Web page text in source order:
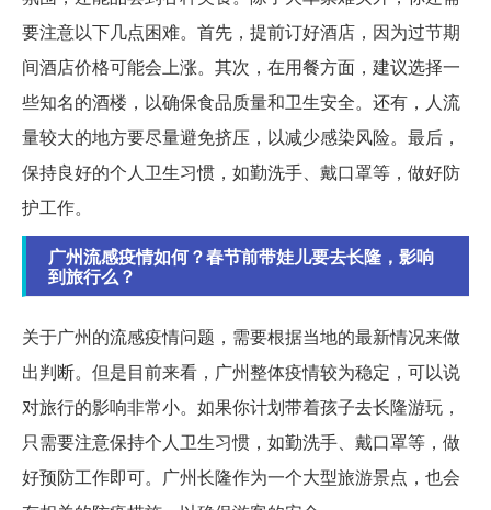
要注意以下几点困难。首先，提前订好酒店，因为过节期
间酒店价格可能会上涨。其次，在用餐方面，建议选择一
些知名的酒楼，以确保食品质量和卫生安全。还有，人流
量较大的地方要尽量避免挤压，以减少感染风险。最后，
保持良好的个人卫生习惯，如勤洗手、戴口罩等，做好防
护工作。
广州流感疫情如何？春节前带娃儿要去长隆，影响
到旅行么？
关于广州的流感疫情问题，需要根据当地的最新情况来做
出判断。但是目前来看，广州整体疫情较为稳定，可以说
对旅行的影响非常小。如果你计划带着孩子去长隆游玩，
只需要注意保持个人卫生习惯，如勤洗手、戴口罩等，做
好预防工作即可。广州长隆作为一个大型旅游景点，也会